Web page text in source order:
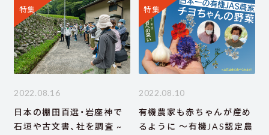
特集
2022.08.16
日本の棚田百選・岩座神で
石垣や古文書、社を調査 ~
特集
2022.08.10
有機農家も赤ちゃんが産め
るように ～有機JAS認定農